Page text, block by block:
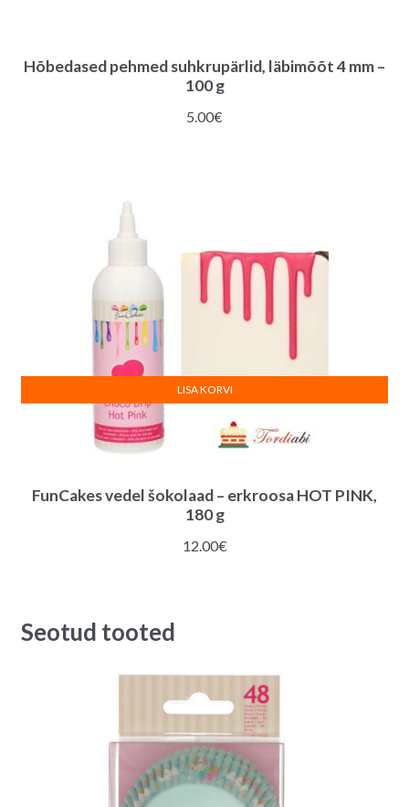
Hõbedased pehmed suhkrupärlid, läbimõõt 4 mm –
100 g
5.00€
FunCakes vedel šokolaad – erkroosa HOT PINK,
180 g
12.00€
LISA KORVI
Seotud tooted